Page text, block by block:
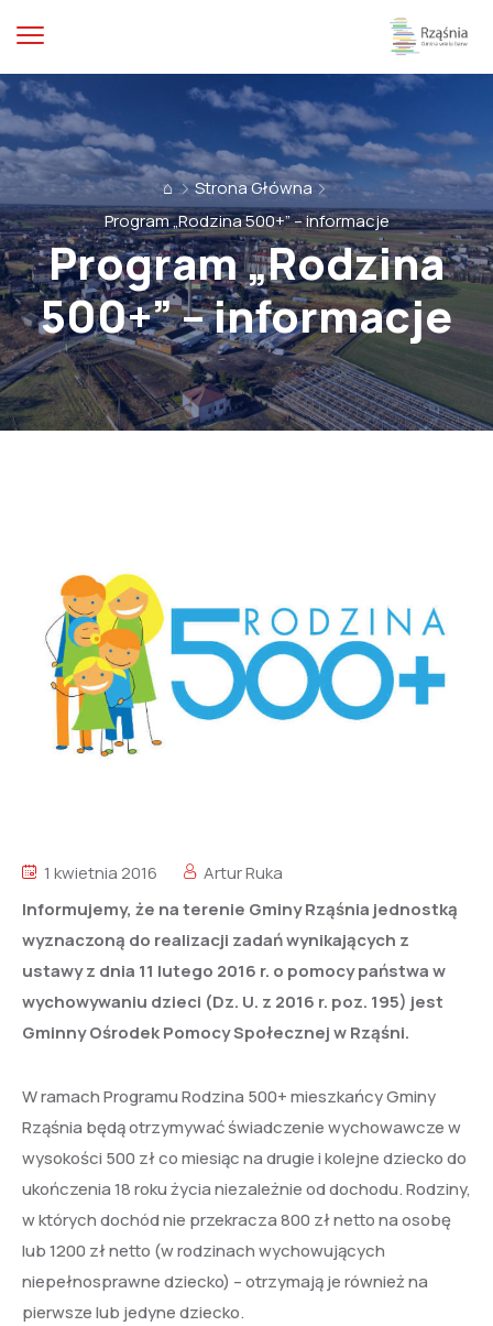
⌂
Strona Główna
Program „Rodzina 500+” – informacje
Program „Rodzina
500+” – informacje
1 kwietnia 2016
Artur Ruka
Informujemy, że na terenie Gminy Rząśnia jednostką
wyznaczoną do realizacji zadań wynikających z
ustawy z dnia 11 lutego 2016 r. o pomocy państwa w
wychowywaniu dzieci (Dz. U. z 2016 r. poz. 195) jest
Gminny Ośrodek Pomocy Społecznej w Rząśni.
W ramach Programu Rodzina 500+ mieszkańcy Gminy
Rząśnia będą otrzymywać świadczenie wychowawcze w
wysokości 500 zł co miesiąc na drugie i kolejne dziecko do
ukończenia 18 roku życia niezależnie od dochodu. Rodziny,
w których dochód nie przekracza 800 zł netto na osobę
lub 1200 zł netto (w rodzinach wychowujących
niepełnosprawne dziecko) – otrzymają je również na
pierwsze lub jedyne dziecko.